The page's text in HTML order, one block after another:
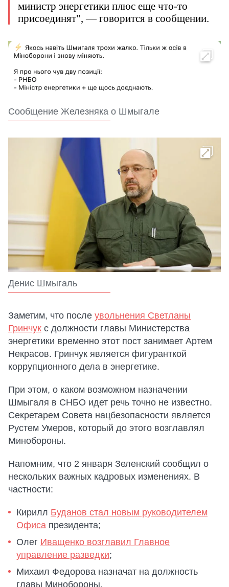
министр энергетики плюс еще что-то
присоединят", — говорится в сообщении.
Сообщение Железняка о Шмыгале
Денис Шмыгаль
Заметим, что после увольнения Светланы
Гринчук с должности главы Министерства
энергетики временно этот пост занимает Артем
Некрасов. Гринчук является фигуранткой
коррупционного дела в энергетике.
При этом, о каком возможном назначении
Шмыгаля в СНБО идет речь точно не известно.
Секретарем Совета нацбезопасности является
Рустем Умеров, который до этого возглавлял
Минобороны.
Напомним, что 2 января Зеленский сообщил о
нескольких важных кадровых изменениях. В
частности:
Кирилл Буданов стал новым руководителем
Офиса президента;
Олег Иващенко возглавил Главное
управление разведки;
Михаил Федорова назначат на должность
главы Минобороны.